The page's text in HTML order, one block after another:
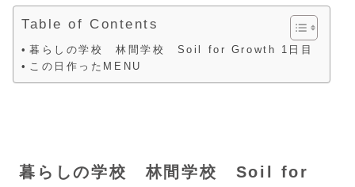
Table of Contents
暮らしの学校 林間学校 Soil for Growth 1日目
この日作ったMENU
暮らしの学校 林間学校 Soil for